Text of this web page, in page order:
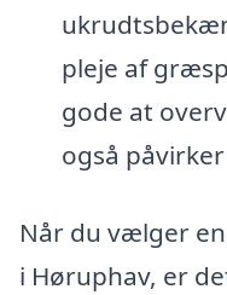
pleje af
gode at
også
Når du vælger
i Høruphav, er